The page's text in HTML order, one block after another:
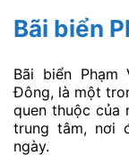
Bãi biển
Bãi biển Phạm
Đông, là một
quen thuộc của
trung tâm, nơi
ngày.